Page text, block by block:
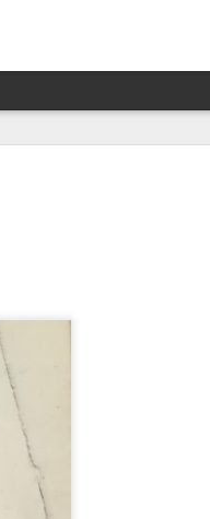
en este siglo
democracias,
parte de las
alucinante
avasalladora.
años en
origen judío-
de toda